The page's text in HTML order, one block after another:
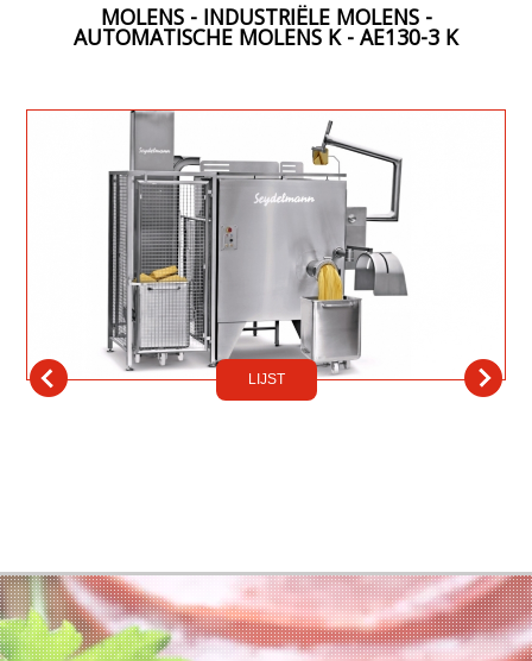
MOLENS - INDUSTRIËLE MOLENS -
AUTOMATISCHE MOLENS K - AE130-3 K
LIJST